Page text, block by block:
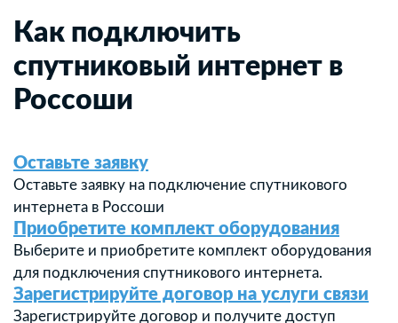
Как подключить
спутниковый интернет в
Россоши
Оставьте заявку
Оставьте заявку на подключение спутникового
интернета в Россоши
Приобретите комплект оборудования
Выберите и приобретите комплект оборудования
для подключения спутникового интернета.
Зарегистрируйте договор на услуги связи
Зарегистрируйте договор и получите доступ